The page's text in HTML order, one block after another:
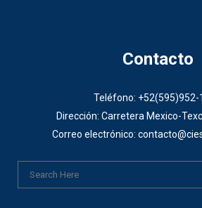
Contacto
Teléfono: +52(595)952-
Dirección: Carretera Mexico-
Correo electrónico: